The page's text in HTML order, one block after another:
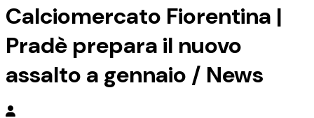
Calciomercato Fiorentina |
Pradè prepara il nuovo
assalto a gennaio / News